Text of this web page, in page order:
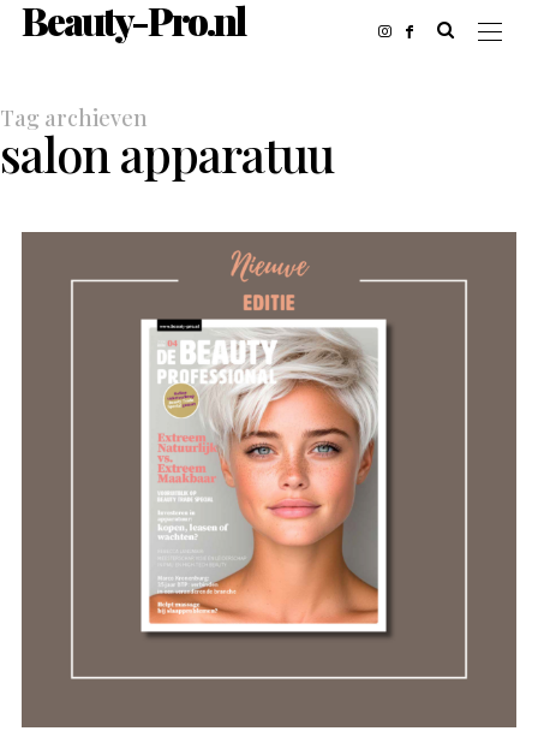
Beauty-Pro.nl
Tag archieven
salon apparatuu